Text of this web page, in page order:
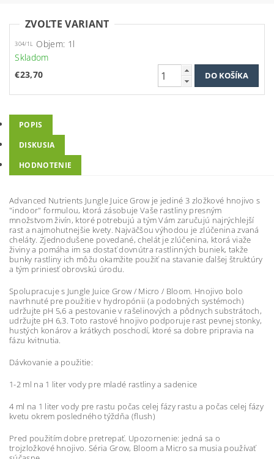
ZVOĽTE VARIANT
304/1L Objem: 1l
Skladom
€23,70
POPIS
DISKUSIA
HODNOTENIE
Advanced Nutrients Jungle Juice Grow je jediné 3 zložkové hnojivo s
"indoor" formulou, ktorá zásobuje Vaše rastliny presným
množstvom živín, ktoré potrebujú a tým Vám zaručujú najrýchlejší
rast a najmohutnejšie kvety. Najväčšou výhodou je zlúčenina zvaná
cheláty. Zjednodušene povedané, chelát je zlúčenina, ktorá viaže
živiny a pomáha im sa dostať dovnútra rastlinných buniek, takže
bunky rastliny ich môžu okamžite použiť na stavanie ďalšej štruktúry
a tým priniesť obrovskú úrodu.
Spolupracuje s Jungle Juice Grow / Micro / Bloom. Hnojivo bolo
navrhnuté pre použitie v hydropónii (a podobných systémoch)
udržujte pH 5,6 a pestovanie v rašelinových a pôdnych substrátoch,
udržujte pH 6,3. Toto rastové hnojivo podporuje rast pevnej stonky,
hustých konárov a krátkych poschodí, ktoré sa dobre pripravia na
fázu kvitnutia.
Dávkovanie a použitie:
1-2 ml na 1 liter vody pre mladé rastliny a sadenice
4 ml na 1 liter vody pre rastu počas celej fázy rastu a počas celej fázy
kvetu okrem posledného týždňa (flush)
Pred použitím dobre pretrepať. Upozornenie: jedná sa o
trojzložkové hnojivo. Séria Grow, Bloom a Micro sa musia používať